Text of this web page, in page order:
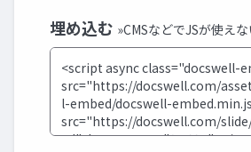
埋め込む »CMSなどでJSが使え